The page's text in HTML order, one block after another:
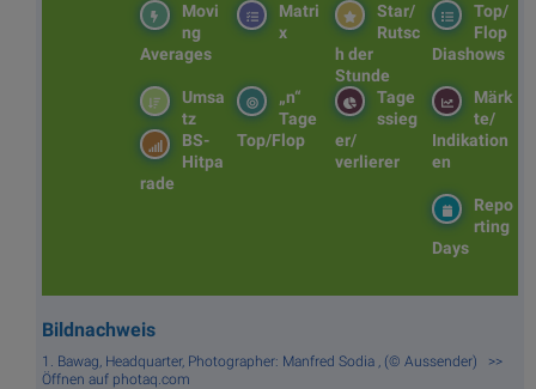
Top/
Flop
Diashows
Star/
Rutsc
h der
Stunde
Matri
x
Movi
ng
Averages
Märk
te/
Indikation
en
Tage
ssieg
er/
verlierer
„n“
Tage
Top/Flop
Umsa
tz
BS-
Hitpa
rade
Repo
rting
Days
Bildnachweis
1. Bawag, Headquarter, Photographer: Manfred Sodia , (© Aussender) >>
Öffnen auf photaq.com